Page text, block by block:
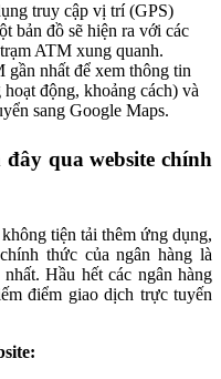
truy cập vị trí (GPS)
bản đồ sẽ hiện ra với các
ATM xung quanh.
gần nhất để xem thông tin
động, khoảng cách) và
sang Google Maps.
qua website chính
tiện tải thêm ứng dụng,
thức của ngân hàng là
Hầu hết các ngân hàng
điểm giao dịch trực tuyến